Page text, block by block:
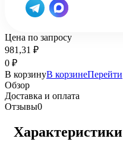
Цена по запросу
981,31 ₽
0 ₽
В корзинуВ корзинеПерейти
Обзор
Доставка и оплата
Отзывы0
Характеристики